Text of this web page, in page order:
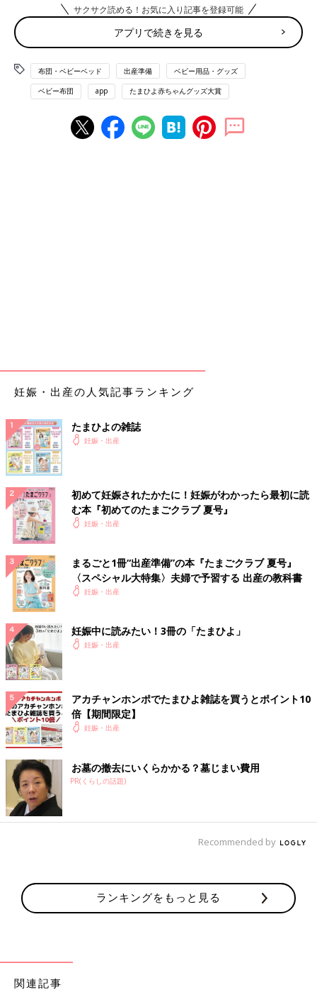
以下という価格に、「これを買えば必要なものがすべてそろう」
というコスパのよさを、多くのママ・パパが支持。ほどよいかた
さの敷布団や、肌触りのいい掛け布団といった、品質の高さにも
人気が集まっていました。
※写真は、エルフィンドールベビー布団10点セット ヒツジムー
ンスター
9898円
赤ちゃんのねんねに必要な寝具一式と、おむつ替えシートがセッ
トに。赤ちゃんの体をしっかり支えてくれることが、固わたの敷
布団の特長で、ヒツジ柄のデザインがかわいらしい。フィッティ
ングシーツは2枚入りで洗い替えに便利。
[口コミ]
●品質のよさと手ごろな価格のバランスが◎。（愛知県／
産後2カ月のママ）
●ぐっすり寝てくれる。洗えるカバーの取り外しもしやす
い。（兵庫県／産後4カ月のママ）
2位 nishikawa
「寝具といえば定評のあるブランド」という老舗への信頼感か
ら、赤ちゃん用にも選びたいという声が目立ちました。顔や体が
沈み込まない構造の敷布団も、人気の理由。
サクサク読める！お気に入り記事を登録可能
アプリで続きを見る
布団・ベビーベッド 出産準備 ベビー用品・グッズ
ベビー布団 app たまひよ赤ちゃんグッズ大賞
妊娠・出産の人気記事ランキング
たまひよの雑誌
妊娠・出産
初めて妊娠されたかたに！妊娠がわかったら最初に読
む本『初めてのたまごクラブ 夏号』
妊娠・出産
まるごと1冊“出産準備”の本『たまごクラブ 夏号』
〈スペシャル大特集〉夫婦で予習する 出産の教科書
妊娠・出産
妊娠中に読みたい！3冊の「たまひよ」
妊娠・出産
アカチャンホンポでたまひよ雑誌を買うとポイント10
倍【期間限定】
妊娠・出産
お墓の撤去にいくらかかる？墓じまい費用
PR(くらしの話題)
Recommended by
ランキングをもっと見る
関連記事